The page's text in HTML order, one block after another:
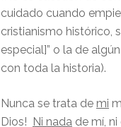
cuidado cuando
cristianismo histórico,
especial]” o la de
con toda la historia).
Nunca se trata de mi
Dios!
Ni nada de mí,